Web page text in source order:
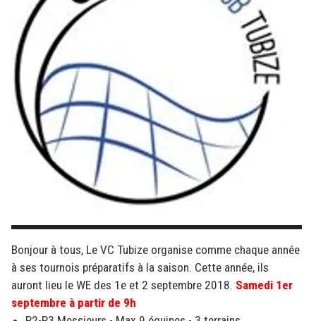
Bonjour à tous, Le VC Tubize organise comme chaque année
à ses tournois préparatifs à la saison. Cette année, ils
auront lieu le WE des 1e et 2 septembre 2018. Samedi 1er
septembre à partir de 9h